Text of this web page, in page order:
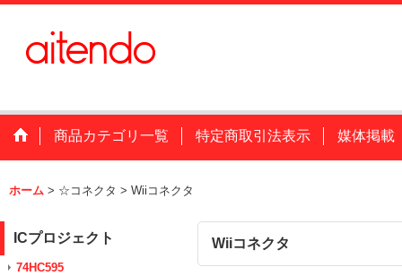
商品カテゴリ一覧 特定商取引法表示 媒体掲載
ホーム > ☆コネクタ > Wiiコネクタ
ICプロジェクト
74HC595
Wiiコネクタ